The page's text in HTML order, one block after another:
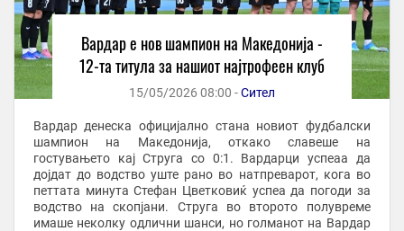
Вардар е нов шампион на Македонија -
12-та титула за нашиот најтрофеен клуб
15/05/2026 08:00 -Сител
Вардар денеска официјално стана новиот фудбалски
шампион на Македонија, откако славеше на
гостувањето кај Струга со 0:1. Вардарци успеаа да
дојдат до водство уште рано во натпреварот, кога во
петтата минута Стефан Цветковиќ успеа да погоди за
водство на скопјани. Струга во второто полувреме
имаше неколку одлични шанси, но голманот на Вардар